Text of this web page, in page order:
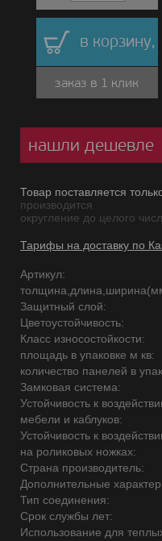
в корзину,
заказ в 1 клик
нашли дешевле
Товар поставляется
производится
округление до целого
Тарифы на доставку по
Артикул:
Защитный слой:
Цветоустойчивость:
Класс износостойкости:
площадь в упаковке м кв:
количество панелей в
Замковая система:
Устойчивость к
мебели и каблуков:
Устойчивость к
на роликовых ножках:
Страна производитель:
Дополнительные
Тип соединения:
Срок службы лет:
Использование для